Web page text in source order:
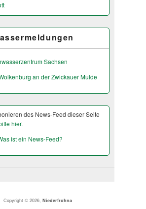
Sachsen
an der Zwickauer Mulde
des News-Feed dieser Seite
hier.
ist ein News-Feed?
Copyright © 2026,Niederfrohna